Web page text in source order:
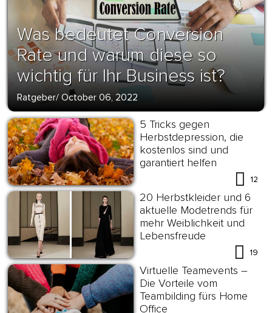
Was bedeutet Conversion
Rate und warum diese so
wichtig für Ihr Business ist?
Ratgeber/ October 06, 2022
5 Tricks gegen
Herbstdepression, die
kostenlos sind und
garantiert helfen
12
20 Herbstkleider und 6
aktuelle Modetrends für
mehr Weiblichkeit und
Lebensfreude
19
Virtuelle Teamevents –
Die Vorteile vom
Teambilding fürs Home
Office